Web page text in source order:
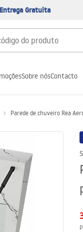
Entrega Gratuita
Sobre nósContacto
Parede de chuveiro Rea